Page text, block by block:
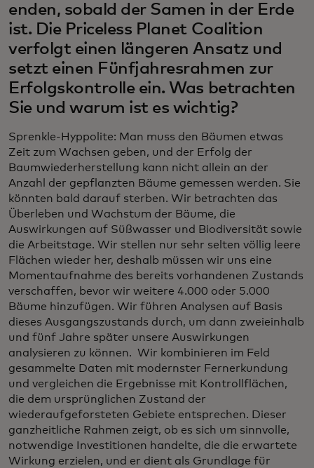
enden, sobald der Samen in der Erde
ist. Die Priceless Planet Coalition
verfolgt einen längeren Ansatz und
setzt einen Fünfjahresrahmen zur
Erfolgskontrolle ein. Was betrachten
Sie und warum ist es wichtig?
Sprenkle-Hyppolite: Man muss den Bäumen etwas
Zeit zum Wachsen geben, und der Erfolg der
Baumwiederherstellung kann nicht allein an der
Anzahl der gepflanzten Bäume gemessen werden. Sie
könnten bald darauf sterben. Wir betrachten das
Überleben und Wachstum der Bäume, die
Auswirkungen auf Süßwasser und Biodiversität sowie
die Arbeitstage. Wir stellen nur sehr selten völlig leere
Flächen wieder her, deshalb müssen wir uns eine
Momentaufnahme des bereits vorhandenen Zustands
verschaffen, bevor wir weitere 4.000 oder 5.000
Bäume hinzufügen. Wir führen Analysen auf Basis
dieses Ausgangszustands durch, um dann zweieinhalb
und fünf Jahre später unsere Auswirkungen
analysieren zu können. Wir kombinieren im Feld
gesammelte Daten mit modernster Fernerkundung
und vergleichen die Ergebnisse mit Kontrollflächen,
die dem ursprünglichen Zustand der
wiederaufgeforsteten Gebiete entsprechen. Dieser
ganzheitliche Rahmen zeigt, ob es sich um sinnvolle,
notwendige Investitionen handelte, die die erwartete
Wirkung erzielen, und er dient als Grundlage für